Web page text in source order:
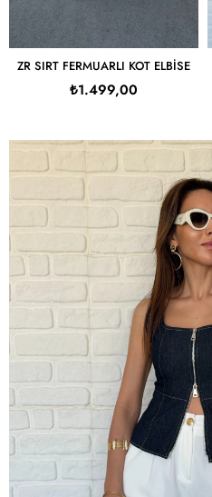
ZR SIRT FERMUARLI KOT ELBISE
₺1.499,00